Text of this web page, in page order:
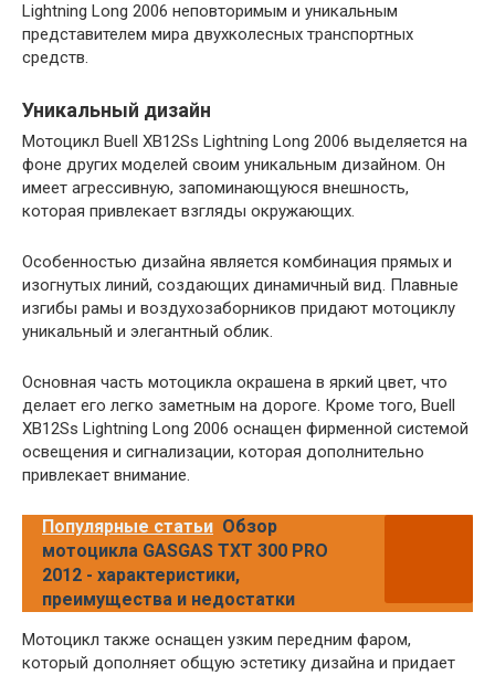
Lightning Long 2006 неповторимым и уникальным
представителем мира двухколесных транспортных
средств.
Уникальный дизайн
Мотоцикл Buell XB12Ss Lightning Long 2006 выделяется на
фоне других моделей своим уникальным дизайном. Он
имеет агрессивную, запоминающуюся внешность,
которая привлекает взгляды окружающих.
Особенностью дизайна является комбинация прямых и
изогнутых линий, создающих динамичный вид. Плавные
изгибы рамы и воздухозаборников придают мотоциклу
уникальный и элегантный облик.
Основная часть мотоцикла окрашена в яркий цвет, что
делает его легко заметным на дороге. Кроме того, Buell
XB12Ss Lightning Long 2006 оснащен фирменной системой
освещения и сигнализации, которая дополнительно
привлекает внимание.
Популярные статьи Обзор
мотоцикла GASGAS TXT 300 PRO
2012 - характеристики,
преимущества и недостатки
Мотоцикл также оснащен узким передним фаром,
который дополняет общую эстетику дизайна и придает